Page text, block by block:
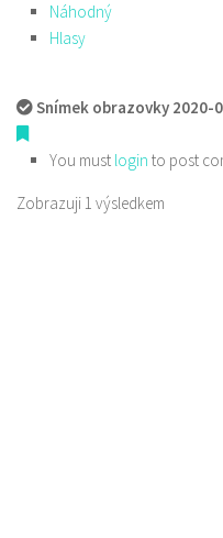
Náhodný
Hlasy
Snímek obrazovky 2020-
You must login to post
Zobrazuji 1 výsledkem